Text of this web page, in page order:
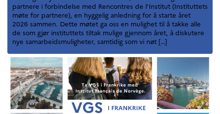
partnere i forbindelse med Rencontres de l’Institut (Instituttets
møte for partnere), en hyggelig anledning for å starte året
2026 sammen. Dette møtet ga oss en mulighet til å takke alle
de som gjør instituttets tiltak mulige gjennom året, å diskutere
nye samarbeidsmuligheter, samtidig som vi nøt […]